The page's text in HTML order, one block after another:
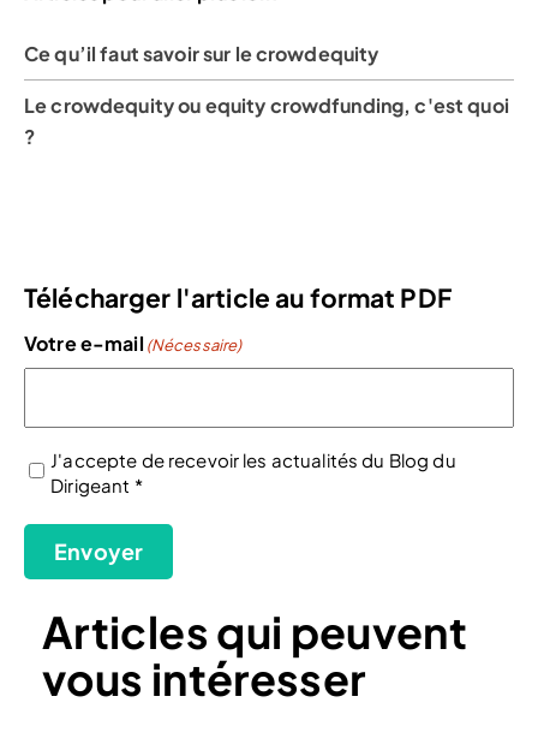
Ce qu’il faut savoir sur le crowdequity
Le crowdequity ou equity crowdfunding, c'est quoi
?
Télécharger l'article au format PDF
Votre e-mail (Nécessaire)
(Nécessaire)
J'accepte de recevoir les actualités du Blog du
Dirigeant *
Envoyer
Articles qui peuvent
vous intéresser